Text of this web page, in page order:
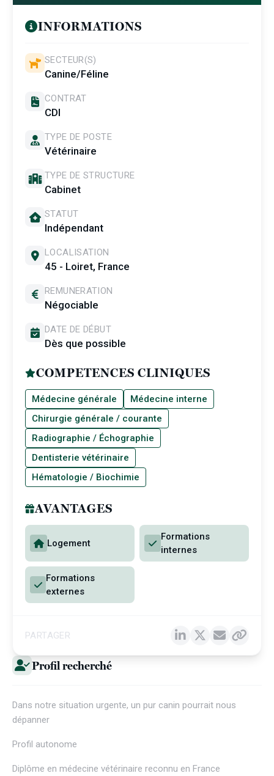
Profil recherché
Dans notre situation urgente, un pur canin pourrait nous
dépanner
Profil autonome
Diplôme en médecine vétérinaire reconnu en France
INFORMATIONS
SECTEUR(S)
Canine/Féline
CONTRAT
CDI
TYPE DE POSTE
Vétérinaire
TYPE DE STRUCTURE
Cabinet
STATUT
Indépendant
LOCALISATION
45 - Loiret, France
REMUNERATION
Négociable
DATE DE DÉBUT
Dès que possible
COMPETENCES CLINIQUES
Médecine générale
Médecine interne
Chirurgie générale / courante
Radiographie / Échographie
Dentisterie vétérinaire
Hématologie / Biochimie
AVANTAGES
Logement
Formations
internes
Formations
externes
PARTAGER